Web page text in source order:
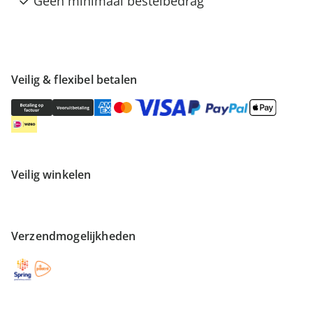
Veilig & flexibel betalen
Veilig winkelen
Verzendmogelijkheden